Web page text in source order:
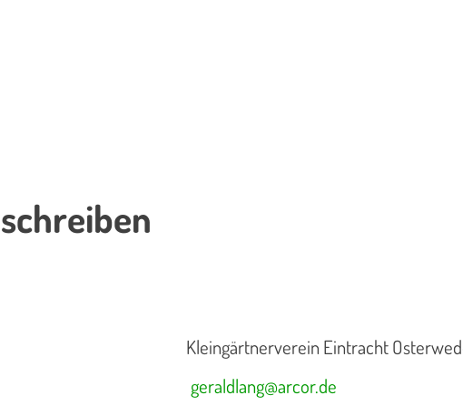
Kleingärtnerverein Eintracht
geraldlang@arcor.de